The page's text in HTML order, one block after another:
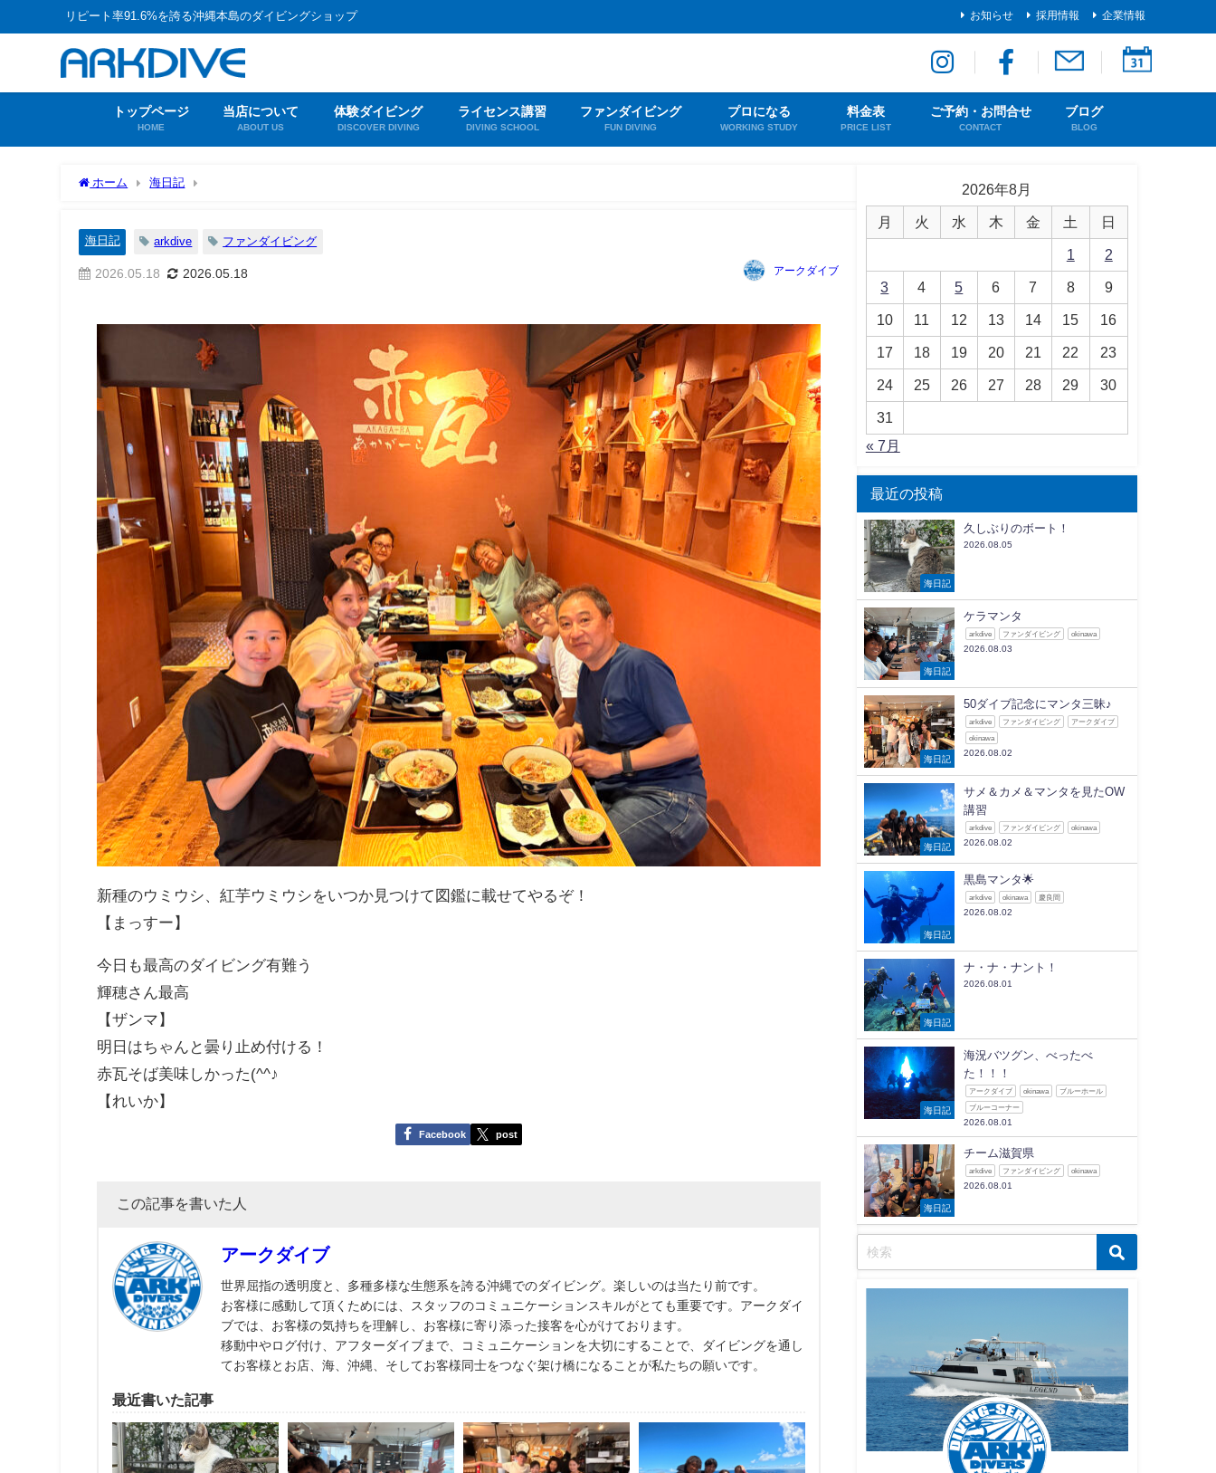
リピート率91.6%を誇る沖縄本島のダイビングショップ お知らせ 採用情報 企業情報
トップページ
HOME
当店について
ABOUT US
体験ダイビング
DISCOVER DIVING
ライセンス講習
DIVING SCHOOL
ファンダイビング
FUN DIVING
プロになる
WORKING STUDY
料金表
PRICE LIST
ご予約・お問合せ
CONTACT
ブログ
BLOG
ホーム 海日記
海日記 arkdive ファンダイビング
2026.05.18 2026.05.18 アークダイブ
新種のウミウシ、紅芋ウミウシをいつか見つけて図鑑に載せてやるぞ！
【まっすー】
今日も最高のダイビング有難う
輝穂さん最高
【ザンマ】
明日はちゃんと曇り止め付ける！
赤瓦そば美味しかった(^^♪
【れいか】
Facebook post
この記事を書いた人
アークダイブ
世界屈指の透明度と、多種多様な生態系を誇る沖縄でのダイビング。楽しいのは当たり前です。
お客様に感動して頂くためには、スタッフのコミュニケーションスキルがとても重要です。アークダイ
ブでは、お客様の気持ちを理解し、お客様に寄り添った接客を心がけております。
移動中やログ付け、アフターダイブまで、コミュニケーションを大切にすることで、ダイビングを通し
てお客様とお店、海、沖縄、そしてお客様同士をつなぐ架け橋になることが私たちの願いです。
最近書いた記事
2026年8月
月 火 水 木 金 土 日
1 2
3 4 5 6 7 8 9
10 11 12 13 14 15 16
17 18 19 20 21 22 23
24 25 26 27 28 29 30
31
« 7月
最近の投稿
海日記
久しぶりのボート！
2026.08.05
海日記
ケラマンタ
arkdive ファンダイビング okinawa
2026.08.03
海日記
50ダイブ記念にマンタ三昧♪
arkdive ファンダイビング アークダイブ
okinawa
2026.08.02
海日記
サメ＆カメ＆マンタを見たOW
講習
arkdive ファンダイビング okinawa
2026.08.02
海日記
黒島マンタ🌟
arkdive okinawa 慶良間
2026.08.02
海日記
ナ・ナ・ナント！
2026.08.01
海日記
海況バツグン、べったべ
た！！！
アークダイブ okinawa ブルーホール
ブルーコーナー
2026.08.01
海日記
チーム滋賀県
arkdive ファンダイビング okinawa
2026.08.01